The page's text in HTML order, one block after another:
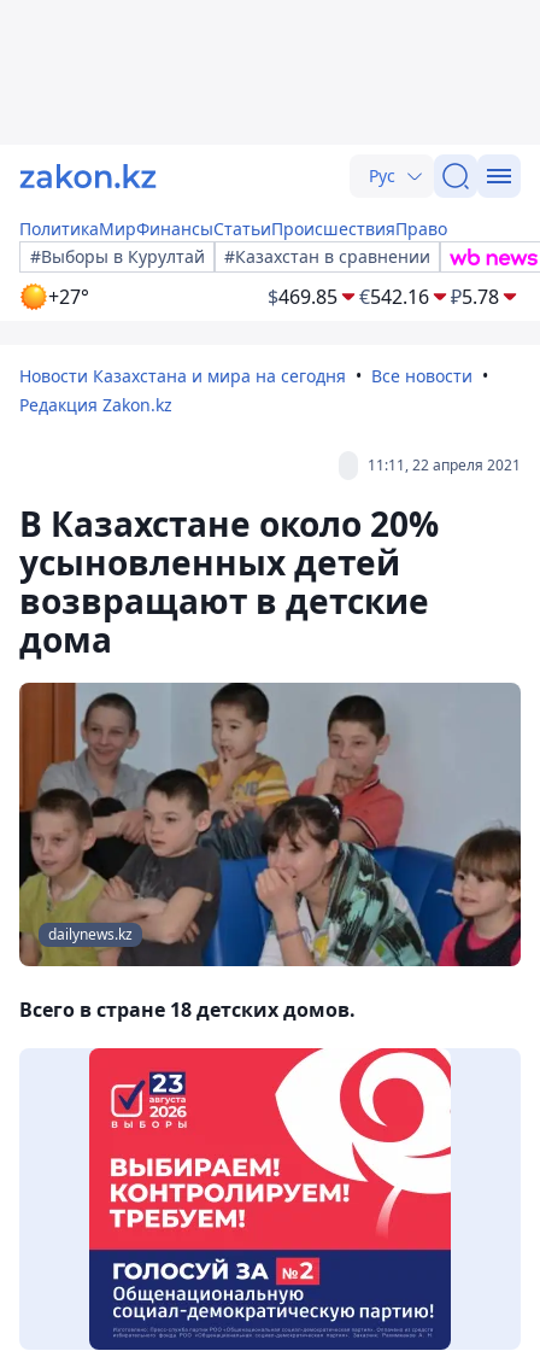
Рус
ПолитикаМирФинансыСтатьиПроисшествияПраво
#Выборы в Курултай
#Казахстан в сравнении
+27° $469.85 €542.16 ₽5.78
Новости Казахстана и мира на сегодня
Все новости
Редакция Zakon.kz
11:11, 22 апреля 2021
В Казахстане около 20%
усыновленных детей
возвращают в детские
дома
dailynews.kz
Всего в стране 18 детских домов.